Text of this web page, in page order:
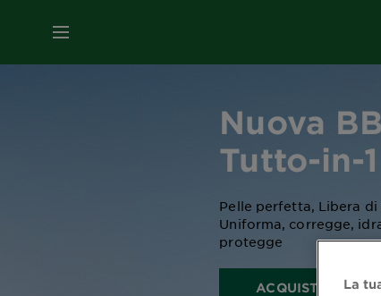
MENU
Nuova
Tutto-in-1
Pelle perfetta, Libera di
Uniforma, corregge,
protegge
ACQUISTA ORA
La